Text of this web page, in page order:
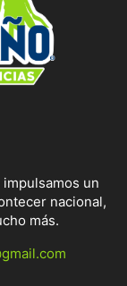
un
nacional,
más.